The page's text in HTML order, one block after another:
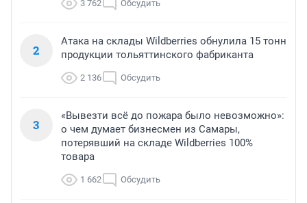
3 762 Обсудить
2
Атака на склады Wildberries обнулила 15 тонн
продукции тольяттинского фабриканта
2 136 Обсудить
3
«Вывезти всё до пожара было невозможно»:
о чем думает бизнесмен из Самары,
потерявший на складе Wildberries 100%
товара
1 662 Обсудить